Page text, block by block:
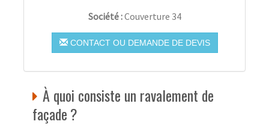
Société :Couverture 34
CONTACT OU DEMANDE DE DEVIS
À quoi consiste un ravalement de
façade ?